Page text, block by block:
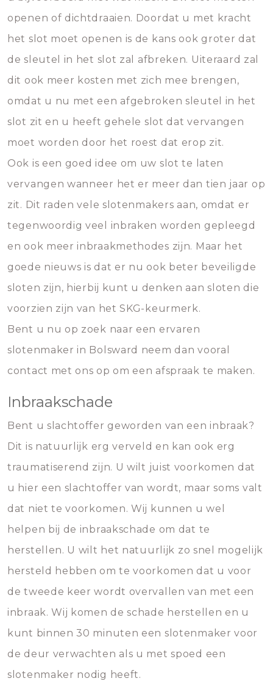
openen of dichtdraaien. Doordat u met kracht
het slot moet openen is de kans ook groter dat
de sleutel in het slot zal afbreken. Uiteraard zal
dit ook meer kosten met zich mee brengen,
omdat u nu met een afgebroken sleutel in het
slot zit en u heeft gehele slot dat vervangen
moet worden door het roest dat erop zit.
Ook is een goed idee om uw slot te laten
vervangen wanneer het er meer dan tien jaar op
zit. Dit raden vele slotenmakers aan, omdat er
tegenwoordig veel inbraken worden gepleegd
en ook meer inbraakmethodes zijn. Maar het
goede nieuws is dat er nu ook beter beveiligde
sloten zijn, hierbij kunt u denken aan sloten die
voorzien zijn van het SKG-keurmerk.
Bent u nu op zoek naar een ervaren
slotenmaker in Bolsward neem dan vooral
contact met ons op om een afspraak te maken.
Inbraakschade
Bent u slachtoffer geworden van een inbraak?
Dit is natuurlijk erg verveld en kan ook erg
traumatiserend zijn. U wilt juist voorkomen dat
u hier een slachtoffer van wordt, maar soms valt
dat niet te voorkomen. Wij kunnen u wel
helpen bij de inbraakschade om dat te
herstellen. U wilt het natuurlijk zo snel mogelijk
hersteld hebben om te voorkomen dat u voor
de tweede keer wordt overvallen van met een
inbraak. Wij komen de schade herstellen en u
kunt binnen 30 minuten een slotenmaker voor
de deur verwachten als u met spoed een
slotenmaker nodig heeft.